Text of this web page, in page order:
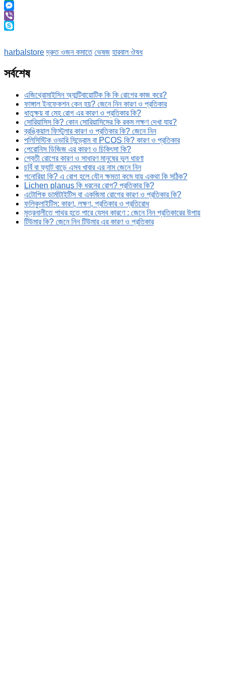
Link
WhatsApp
Messenger
Viber
harbalstore দ্রুত ওজন কমাতে ভেষজ হারবাল ঔষধ
সর্বশেষ
এজিথ্রোমাইসিন অ্যান্টিবায়োটিক কি কি রোগের কাজ করে?
ফাঙ্গাল ইনফেকশন কেন হয়? জেনে নিন কারণ ও প্রতিকার
ধাতুক্ষয় বা মেহ রোগ এর কারণ ও প্রতিকার কি?
সোরিয়াসিস কি? কোন সোরিয়াসিসের কি রকম লক্ষণ দেখা যায়?
ব্রঙ্কিয়াল ফিস্টুলার কারণ ও প্রতিকার কি? জেনে নিন
পলিসিস্টিক ওভারি সিন্ড্রোম বা PCOS কি? কারণ ও প্রতিকার
পেরোনিস ডিজিজ এর কারণ ও চিকিৎসা কি?
শ্বেতী রোগের কারণ ও সাধারণ মানুষের ভুল ধারণা
চর্বি বা ফ্যাট বাড়ে এসব খাবার এর নাম জেনে নিন
গনোরিয়া কি? এ রোগ হলে যৌন ক্ষমতা কমে যায় একথা কি সঠিক?
Lichen planus কি ধরনের রোগ? প্রতিকার কি?
এটোপিক ডার্মাটাইটিস বা একজিমা রোগের কারণ ও প্রতিকার কি?
ফলিকুলাইটিস: কারণ, লক্ষণ, প্রতিকার ও প্রতিরোধ
মূত্রনালীতে পাথর হতে পারে যেসব কারণে : জেনে নিন প্রতিকারের উপায়
টিউমার কি? জেনে নিন টিউমার এর কারণ ও প্রতিকার